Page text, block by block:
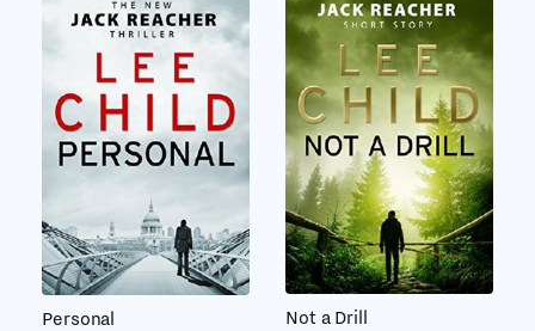
Personal Not a Drill